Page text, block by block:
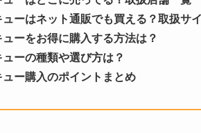
ューはネット通販でも買える？取扱サ
ューをお得に購入する方法は？
ューの種類や選び方は？
ュー購入のポイントまとめ